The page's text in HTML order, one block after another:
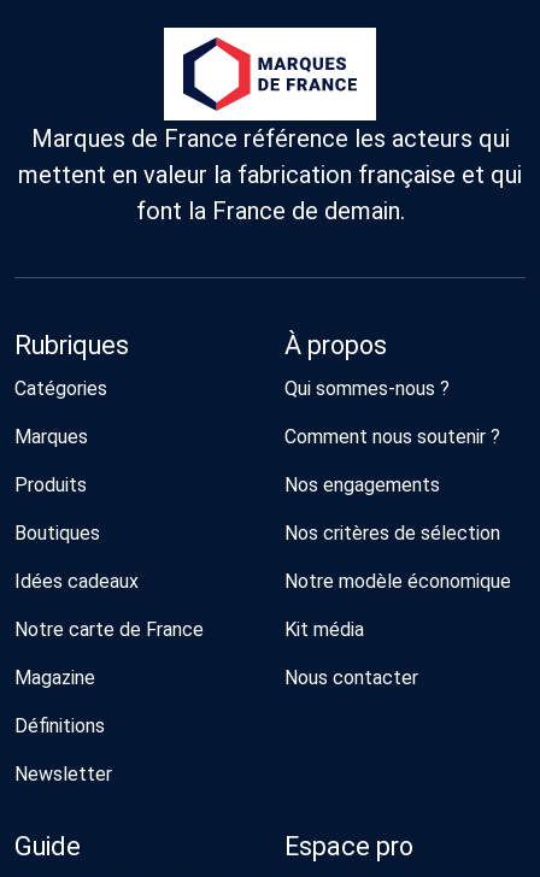
Marques de France référence les acteurs qui
mettent en valeur la fabrication française et qui
font la France de demain.
Rubriques
Catégories
Marques
Produits
Boutiques
Idées cadeaux
Notre carte de France
Magazine
Définitions
Newsletter
À propos
Qui sommes-nous ?
Comment nous soutenir ?
Nos engagements
Nos critères de sélection
Notre modèle économique
Kit média
Nous contacter
Guide Espace pro